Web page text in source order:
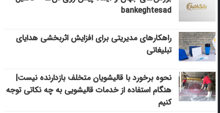
bankeghtesad
راهکارهای مدیریتی برای افزایش اثربخشی هدایای
تبلیغاتی
نحوه برخورد با قالیشویان متخلف بازدارنده نیست|
هنگام استفاده از خدمات قالیشویی به چه نکاتی توجه
کنیم